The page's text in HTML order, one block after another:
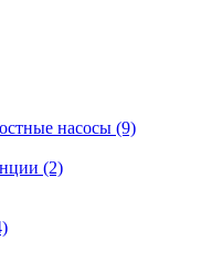
насосы (9)
(2)